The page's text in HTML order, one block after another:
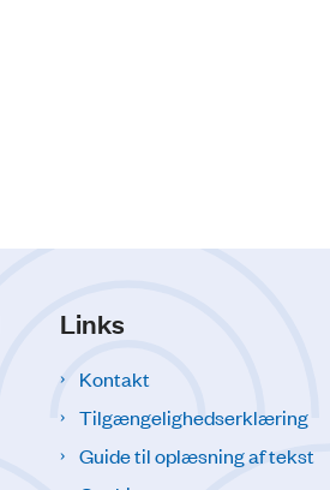
Links
Kontakt
Tilgængelighedserklæring
Guide til oplæsning af tekst